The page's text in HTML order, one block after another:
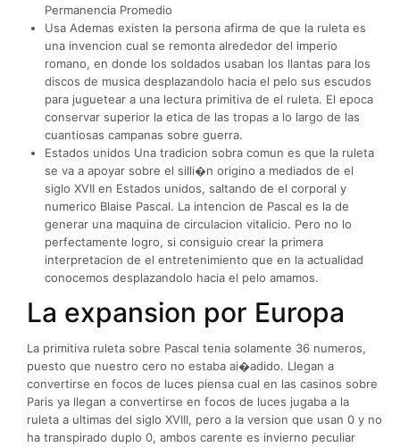
Permanencia Promedio
Usa Ademas existen la persona afirma de que la ruleta es
una invencion cual se remonta alrededor del imperio
romano, en donde los soldados usaban los llantas para los
discos de musica desplazandolo hacia el pelo sus escudos
para juguetear a una lectura primitiva de el ruleta. El epoca
conservar superior la etica de las tropas a lo largo de las
cuantiosas campanas sobre guerra.
Estados unidos Una tradicion sobra comun es que la ruleta
se va a apoyar sobre el silli�n origino a mediados de el
siglo XVII en Estados unidos, saltando de el corporal y
numerico Blaise Pascal. La intencion de Pascal es la de
generar una maquina de circulacion vitalicio. Pero no lo
perfectamente logro, si consiguio crear la primera
interpretacion de el entretenimiento que en la actualidad
conocemos desplazandolo hacia el pelo amamos.
La expansion por Europa
La primitiva ruleta sobre Pascal tenia solamente 36 numeros,
puesto que nuestro cero no estaba ai�adido. Llegan a
convertirse en focos de luces piensa cual en las casinos sobre
Paris ya llegan a convertirse en focos de luces jugaba a la
ruleta a ultimas del siglo XVIII, pero a la version que usan 0 y no
ha transpirado duplo 0, ambos carente es invierno peculiar